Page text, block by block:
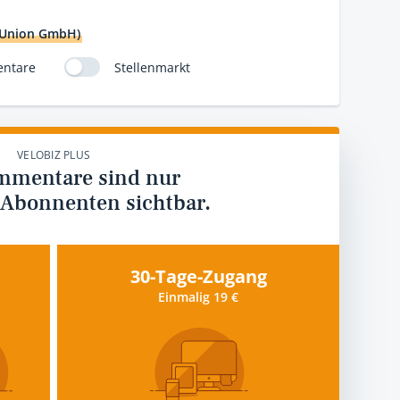
GmbH)
Stellenmarkt
VELOBIZ PLUS
sind nur
sichtbar.
30-Tage-Zugang
Einmalig 19 €